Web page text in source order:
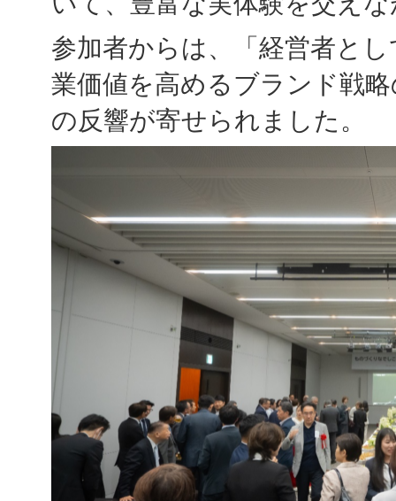
参加者からは、「経営者と
業価値を高めるブランド戦
の反響が寄せられました。